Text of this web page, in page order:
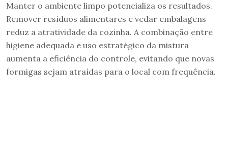
Manter o ambiente limpo potencializa os resultados.
Remover resíduos alimentares e vedar embalagens
reduz a atratividade da cozinha. A combinação entre
higiene adequada e uso estratégico da mistura
aumenta a eficiência do controle, evitando que novas
formigas sejam atraídas para o local com frequência.